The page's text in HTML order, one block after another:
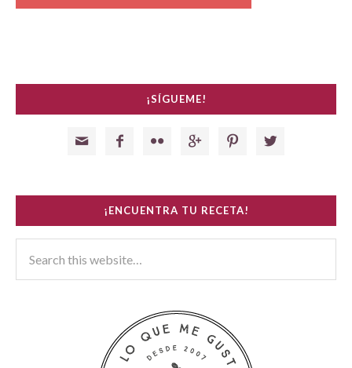
¡SÍGUEME!
     
¡ENCUENTRA TU RECETA!